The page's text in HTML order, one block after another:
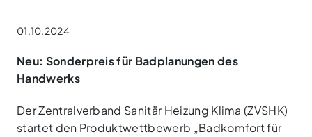
01.10.2024
Neu: Sonderpreis für Badplanungen des
Handwerks
Der Zentralverband Sanitär Heizung Klima (ZVSHK)
startet den Produktwettbewerb „Badkomfort für